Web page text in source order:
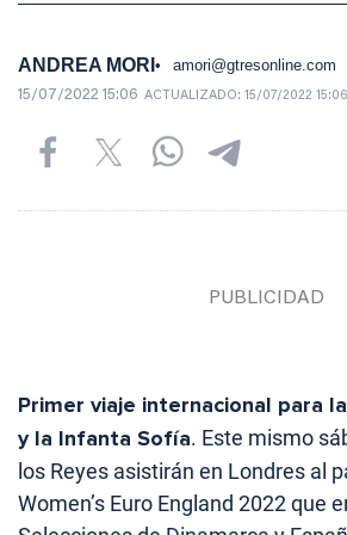
ANDREA MORI amori@gtresonline.com
15/07/2022 15:06 ACTUALIZADO: 15/07/2022 15:06
Primer viaje internacional para
y la Infanta Sofía. Este mismo
los Reyes asistirán en Londres al
Women’s Euro England 2022 que